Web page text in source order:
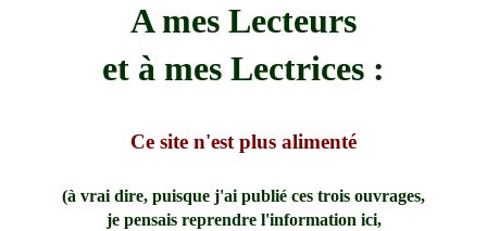
A mes Lecteurs
et à mes Lectrices :
Ce site n'est plus alimenté
(à vrai dire, puisque j'ai publié ces trois ouvrages,
je pensais reprendre l'information ici,